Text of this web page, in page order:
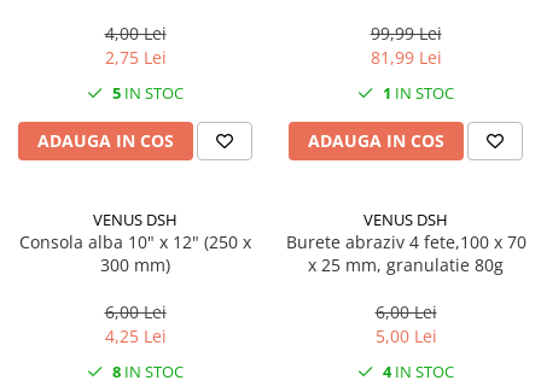
4,00 Lei
2,75 Lei
5 IN STOC
ADAUGA IN COS
99,99 Lei
81,99 Lei
1 IN STOC
ADAUGA IN COS
VENUS DSH
Consola alba 10" x 12" (250 x
300 mm)
6,00 Lei
4,25 Lei
8 IN STOC
VENUS DSH
Burete abraziv 4 fete,100 x 70
x 25 mm, granulatie 80g
6,00 Lei
5,00 Lei
4IN STOC